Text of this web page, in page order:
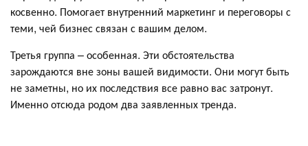
косвенно. Помогает внутренний маркетинг и переговоры с
теми, чей бизнес связан с вашим делом.
Третья группа – особенная. Эти обстоятельства
зарождаются вне зоны вашей видимости. Они могут быть
не заметны, но их последствия все равно вас затронут.
Именно отсюда родом два заявленных тренда.